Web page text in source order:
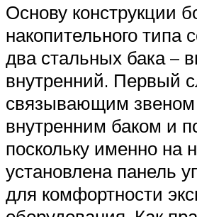
Основу конструкции
накопительного типа
два стальных бака –
внутренний. Первый
связывающим
внутренним баком и
поскольку именно на
установлена панель
для комфортности